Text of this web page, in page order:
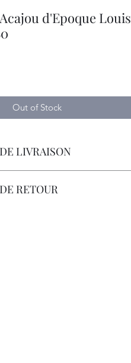
d'Epoque Louis
Out of Stock
LIVRAISON
RETOUR